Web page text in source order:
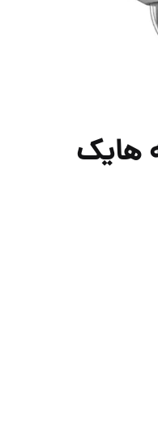
هایک